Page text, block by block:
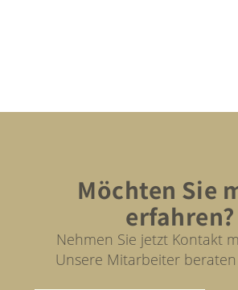
Möchten Sie
erfahren?
Nehmen Sie jetzt Kontakt
Unsere Mitarbeiter beraten